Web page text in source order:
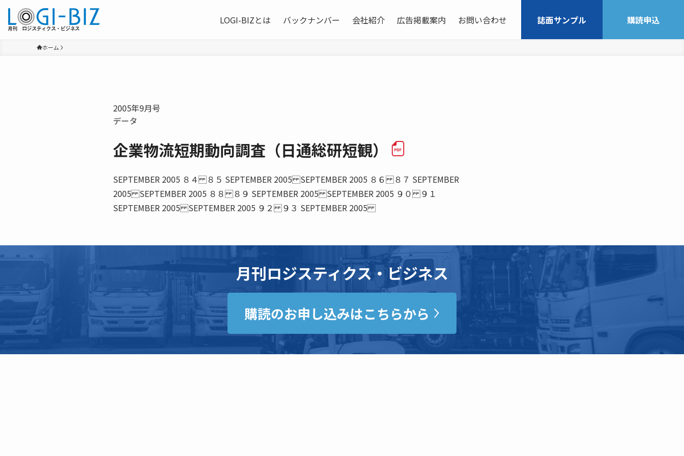
LOGI-BIZとは バックナンバー 会社紹介 広告掲載案内 お問い合わせ 誌面サンプル 購読申込
ホーム
2005年9月号
データ
企業物流短期動向調査（日通総研短観）
SEPTEMBER 2005 ８４ ８５ SEPTEMBER 2005 SEPTEMBER 2005 ８６ ８７ SEPTEMBER
2005 SEPTEMBER 2005 ８８ ８９ SEPTEMBER 2005 SEPTEMBER 2005 ９０ ９１
SEPTEMBER 2005 SEPTEMBER 2005 ９２ ９３ SEPTEMBER 2005
月刊ロジスティクス・ビジネス
購読のお申し込みはこちらから